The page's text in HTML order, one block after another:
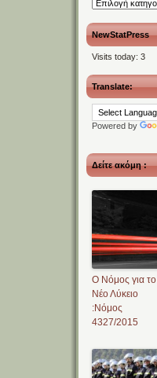
NewStatPress
Visits today: 3
Translate:
Powered by
Δείτε ακόμη :
O Νόμος για το
Νέο Λύκειο
:Νόμος
4327/2015